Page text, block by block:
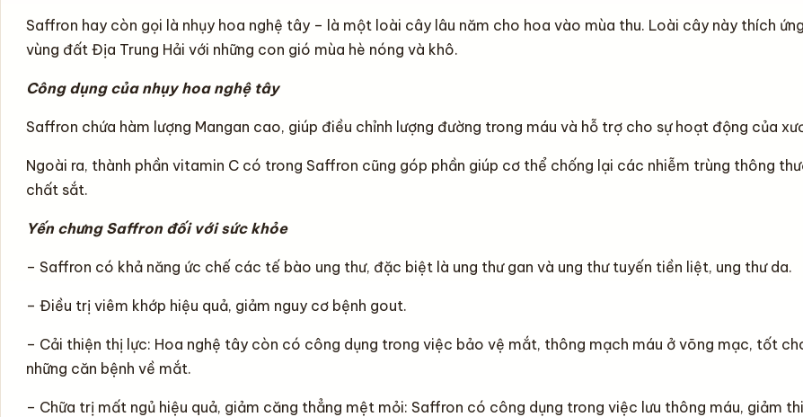
Saffron hay còn gọi là nhụy hoa nghệ tây – là một loài cây lâu năm cho hoa vào mùa thu. Loài cây này thích
vùng đất Địa Trung Hải với những con gió mùa hè nóng và khô.
Công dụng của nhụy hoa nghệ tây
Saffron chứa hàm lượng Mangan cao, giúp điều chỉnh lượng đường trong máu và hỗ trợ cho sự hoạt động của
Ngoài ra, thành phần vitamin C có trong Saffron cũng góp phần giúp cơ thể chống lại các nhiễm trùng thông
chất sắt.
Yến chưng Saffron đối với sức khỏe
– Saffron có khả năng ức chế các tế bào ung thư, đặc biệt là ung thư gan và ung thư tuyến tiền liệt, ung thư da.
– Điều trị viêm khớp hiệu quả, giảm nguy cơ bệnh gout.
– Cải thiện thị lực: Hoa nghệ tây còn có công dụng trong việc bảo vệ mắt, thông mạch máu ở võng mạc, tốt
những căn bệnh về mắt.
– Chữa trị mất ngủ hiệu quả, giảm căng thẳng mệt mỏi: Saffron có công dụng trong việc lưu thông máu, giảm